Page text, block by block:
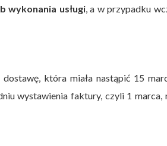
wykonania usługi, a w przypadku
która miała nastąpić 15
wystawienia faktury, czyli 1